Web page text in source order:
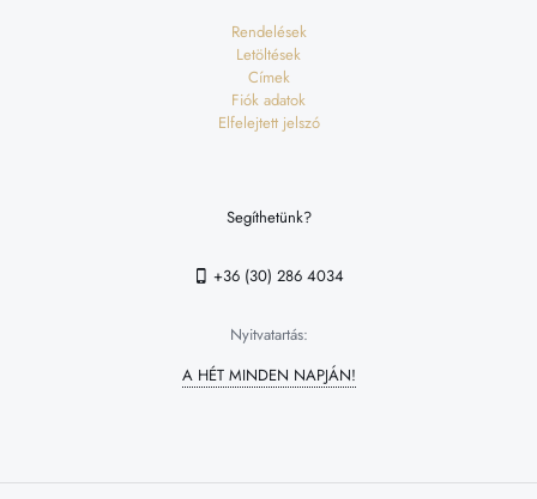
Rendelések
Letöltések
Címek
Fiók adatok
Elfelejtett jelszó
Segíthetünk?
+36 (30) 286 4034
Nyitvatartás:
A HÉT MINDEN NAPJÁN!